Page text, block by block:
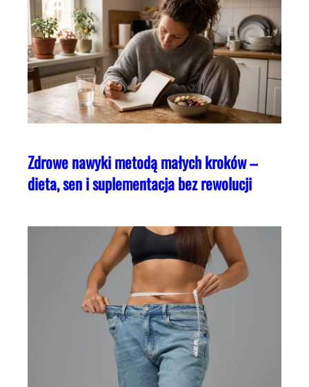
Zdrowe nawyki metodą małych kroków –
dieta, sen i suplementacja bez rewolucji